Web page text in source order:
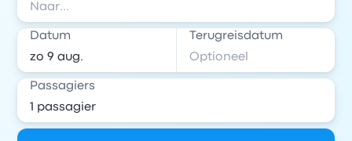
Datum Terugreisdatum
Passagiers